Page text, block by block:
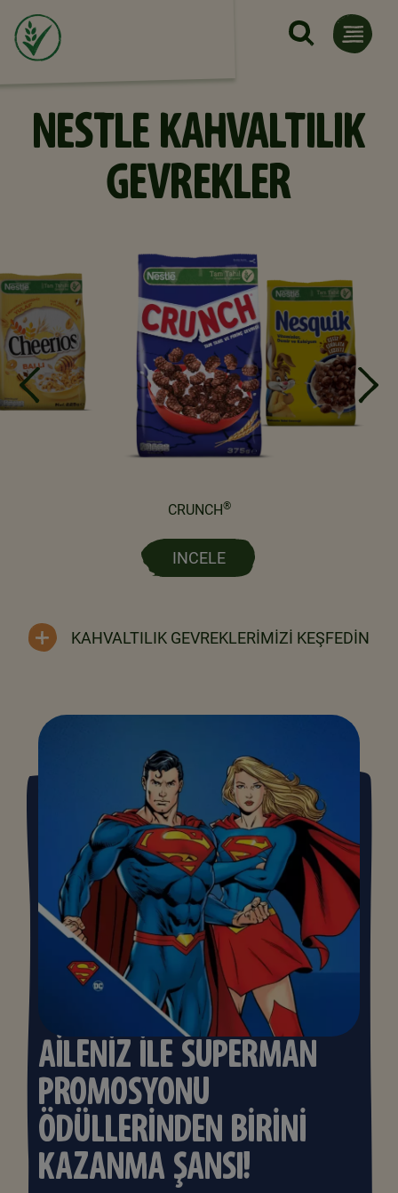
NESTLE KAHVALTILIK
GEVREKLER
CRUNCH®
INCELE
KAHVALTILIK GEVREKLERİMİZİ KEŞFEDİN
AİLENİZ İLE SUPERMAN
PROMOSYONU
ÖDÜLLERİNDEN BİRİNİ
KAZANMA ŞANSI!